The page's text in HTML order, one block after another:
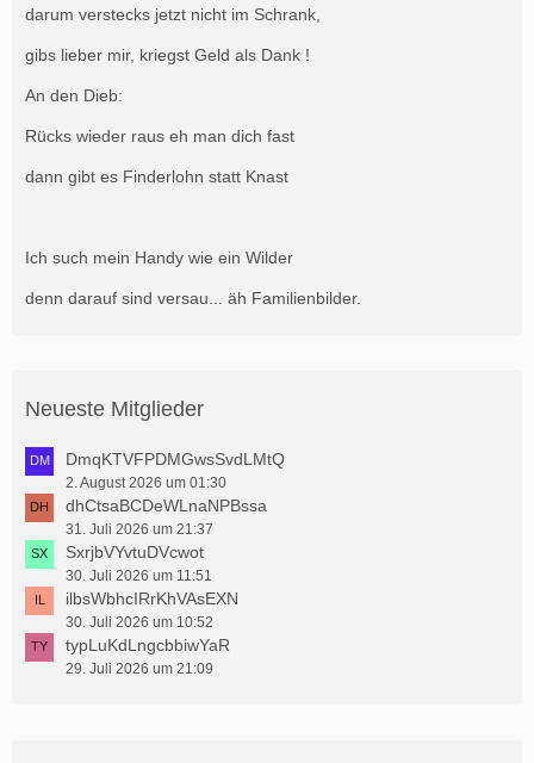
darum verstecks jetzt nicht im Schrank,
gibs lieber mir, kriegst Geld als Dank !
An den Dieb:
Rücks wieder raus eh man dich fast
dann gibt es Finderlohn statt Knast
Ich such mein Handy wie ein Wilder
denn darauf sind versau... äh Familienbilder.
Neueste Mitglieder
DmqKTVFPDMGwsSvdLMtQ
2. August 2026 um 01:30
dhCtsaBCDeWLnaNPBssa
31. Juli 2026 um 21:37
SxrjbVYvtuDVcwot
30. Juli 2026 um 11:51
ilbsWbhcIRrKhVAsEXN
30. Juli 2026 um 10:52
typLuKdLngcbbiwYaR
29. Juli 2026 um 21:09